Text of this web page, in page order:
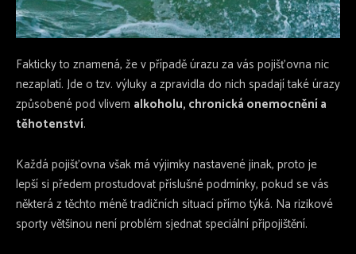
Fakticky to znamená, že v případě úrazu za vás pojišťovna nic
nezaplatí. Jde o tzv. výluky a zpravidla do nich spadají také úrazy
způsobené pod vlivem alkoholu, chronická onemocnění a
těhotenství.
Každá pojišťovna však má výjimky nastavené jinak, proto je
lepší si předem prostudovat příslušné podmínky, pokud se vás
některá z těchto méně tradičních situací přímo týká. Na rizikové
sporty většinou není problém sjednat speciální připojištění.